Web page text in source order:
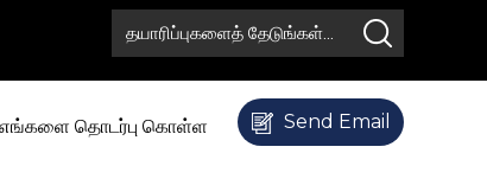
எங்களை தொடர்பு கொள்ள Send Email